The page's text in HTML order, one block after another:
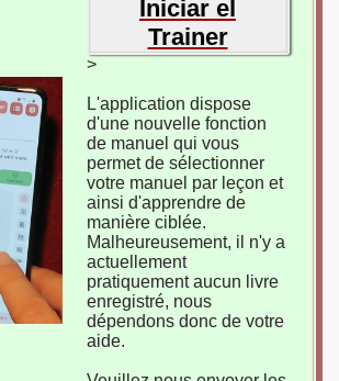
Iniciar el
Trainer
>
L'application dispose
d'une nouvelle fonction
de manuel qui vous
permet de sélectionner
votre manuel par leçon et
ainsi d'apprendre de
manière ciblée.
Malheureusement, il n'y a
actuellement
pratiquement aucun livre
enregistré, nous
dépendons donc de votre
aide.